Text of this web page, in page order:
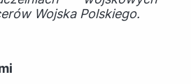
Wojska Polskiego.